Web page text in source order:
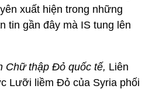
xuất hiện trong những
tin gần đây mà IS tung lên
Chữ thập Đỏ quốc tế, Liên
Lưỡi liềm Đỏ của Syria phối